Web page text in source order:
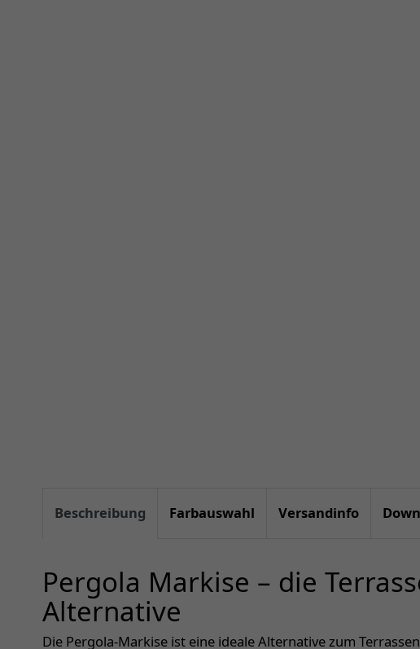
Beschreibung Farbauswahl Versandinfo
Pergola Markise – die
Alternative
Die Pergola-Markise ist eine ideale Alternative zum